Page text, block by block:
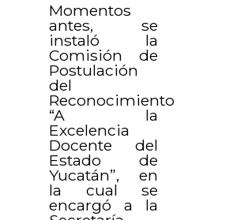
Momentos
antes, se
instaló la
Comisión de
Postulación
del
Reconocimiento
“A la
Excelencia
Docente del
Estado de
Yucatán”, en
la cual se
encargó a la